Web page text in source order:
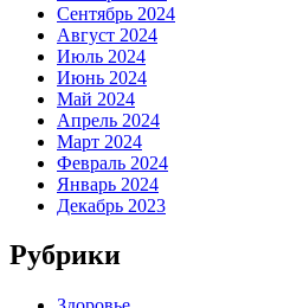
Сентябрь 2024
Август 2024
Июль 2024
Июнь 2024
Май 2024
Апрель 2024
Март 2024
Февраль 2024
Январь 2024
Декабрь 2023
Рубрики